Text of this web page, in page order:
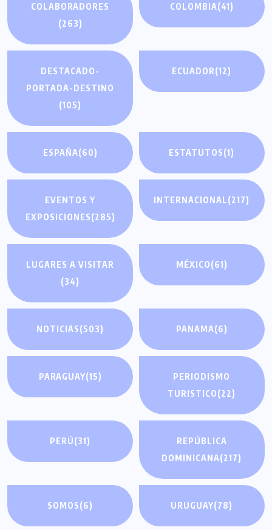
COLABORADORES
(263)
COLOMBIA(41)
DESTACADO-
PORTADA-DESTINO
(105)
ECUADOR(12)
ESPAÑA(60) ESTATUTOS(1)
EVENTOS Y
EXPOSICIONES(285)
INTERNACIONAL(217)
LUGARES A VISITAR
(34)
MÉXICO(61)
NOTICIAS(503) PANAMA(6)
PARAGUAY(15)
PERIODISMO
TURISTICO(22)
PERÚ(31)
REPÚBLICA
DOMINICANA(217)
SOMOS(6) URUGUAY(78)